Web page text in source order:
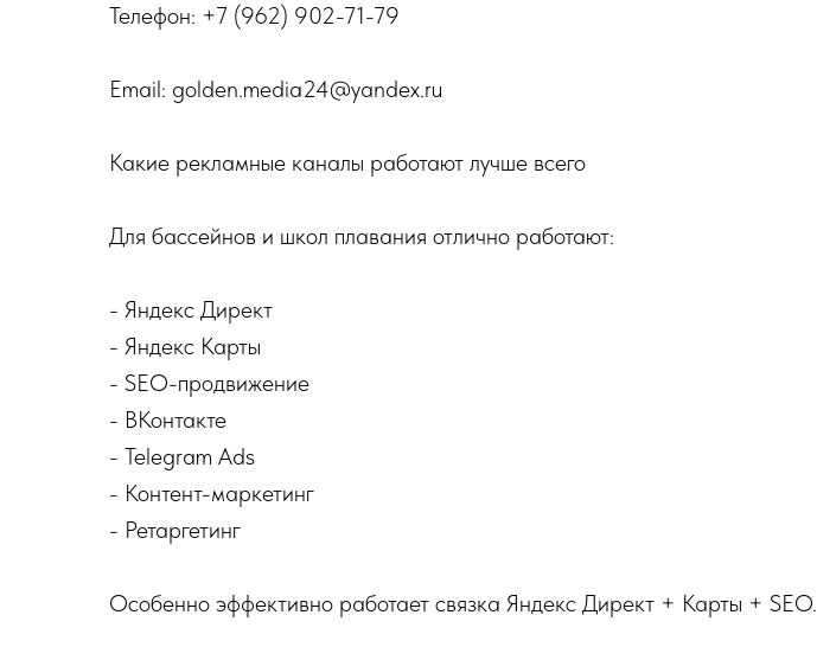
Телефон: +7 (962) 902-71-79
Email: golden.media24@yandex.ru
Какие рекламные каналы работают лучше всего
Для бассейнов и школ плавания отлично работают:
- Яндекс Директ
- Яндекс Карты
- SEO-продвижение
- ВКонтакте
- Telegram Ads
- Контент-маркетинг
- Ретаргетинг
Особенно эффективно работает связка Яндекс Директ + Карты + SEO.